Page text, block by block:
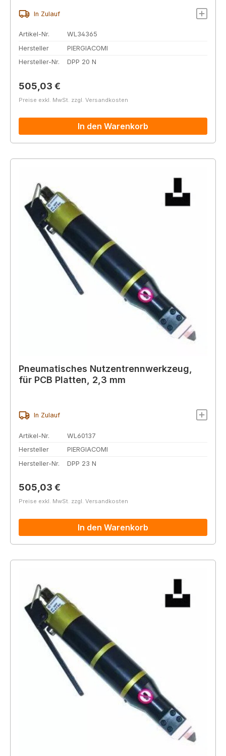
In Zulauf
Artikel-Nr.
WL34365
Hersteller
PIERGIACOMI
Hersteller-Nr.
DPP 20 N
Regulärer Preis:
505,03 €
Preise exkl. MwSt. zzgl. Versandkosten
In den Warenkorb
Pneumatisches Nutzentrennwerkzeug,
für PCB Platten, 2,3 mm
In Zulauf
Artikel-Nr.
WL60137
Hersteller
PIERGIACOMI
Hersteller-Nr.
DPP 23 N
Regulärer Preis:
505,03 €
Preise exkl. MwSt. zzgl. Versandkosten
In den Warenkorb